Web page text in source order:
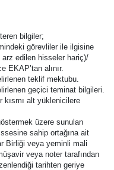
bilgiler;
görevliler ile ilgisine
arz edilen hisseler hariç)/
EKAP’tan alınır.
teklif mektubu.
geçici teminat bilgileri.
kısmı alt yüklenicilere
üzere sunulan
sahip ortağına ait
Birliği veya yeminli mali
veya noter tarafından
tarihten geriye